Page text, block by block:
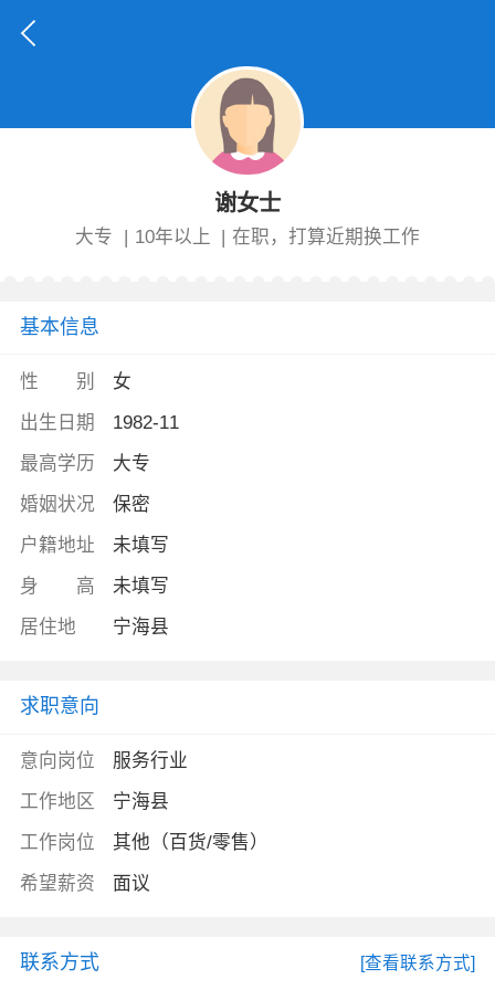
谢女士
大专 | 10年以上 | 在职，打算近期换工作
基本信息
性 别
女
出生日期
1982-11
最高学历
大专
婚姻状况
保密
户籍地址
未填写
身 高
未填写
居住地
宁海县
求职意向
意向岗位
服务行业
工作地区
宁海县
工作岗位
其他（百货/零售）
希望薪资
面议
联系方式 [查看联系方式]